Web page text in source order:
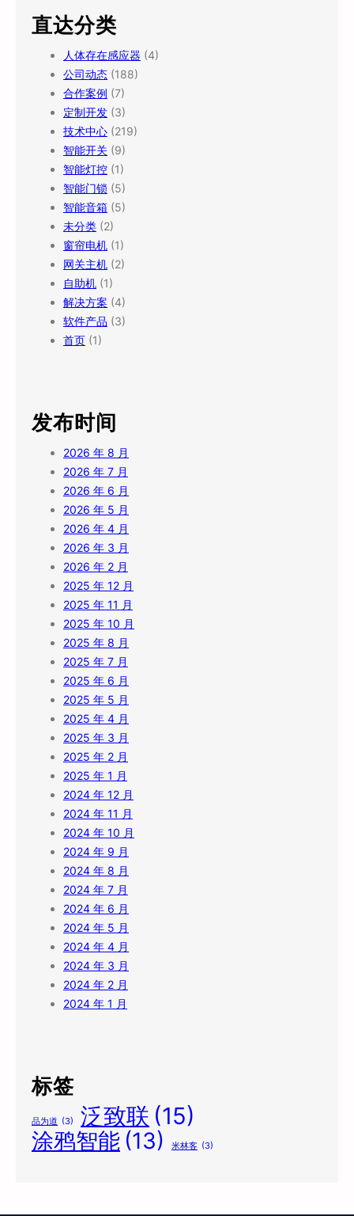
直达分类
人体存在感应器 (4)
公司动态 (188)
合作案例 (7)
定制开发 (3)
技术中心 (219)
智能开关 (9)
智能灯控 (1)
智能门锁 (5)
智能音箱 (5)
未分类 (2)
窗帘电机 (1)
网关主机 (2)
自助机 (1)
解决方案 (4)
软件产品 (3)
首页 (1)
发布时间
2026 年 8 月
2026 年 7 月
2026 年 6 月
2026 年 5 月
2026 年 4 月
2026 年 3 月
2026 年 2 月
2025 年 12 月
2025 年 11 月
2025 年 10 月
2025 年 8 月
2025 年 7 月
2025 年 6 月
2025 年 5 月
2025 年 4 月
2025 年 3 月
2025 年 2 月
2025 年 1 月
2024 年 12 月
2024 年 11 月
2024 年 10 月
2024 年 9 月
2024 年 8 月
2024 年 7 月
2024 年 6 月
2024 年 5 月
2024 年 4 月
2024 年 3 月
2024 年 2 月
2024 年 1 月
标签
品为道 (3) 泛致联 (15)
涂鸦智能 (13) 米林客 (3)